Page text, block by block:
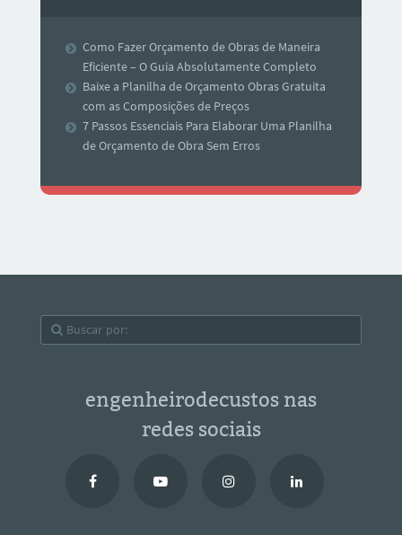
Como Fazer Orçamento de Obras de Maneira
Eficiente – O Guia Absolutamente Completo
Baixe a Planilha de Orçamento Obras Gratuita
com as Composições de Preços
7 Passos Essenciais Para Elaborar Uma Planilha
de Orçamento de Obra Sem Erros
engenheirodecustos nas
redes sociais